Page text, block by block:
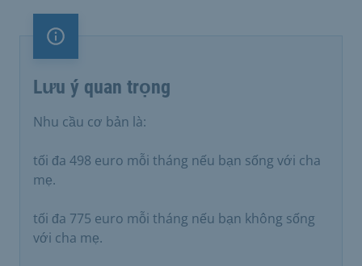
Lưu ý quan trọng
Lưu ý quan trọng
Nhu cầu cơ bản là:
tối đa 498 euro mỗi tháng nếu bạn sống với cha
mẹ.
tối đa 775 euro mỗi tháng nếu bạn không sống
với cha mẹ.